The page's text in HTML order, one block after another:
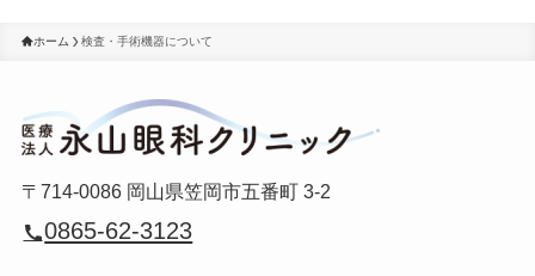
ホーム 検査・手術機器について
〒714-0086 岡山県笠岡市五番町 3-2
0865-62-3123